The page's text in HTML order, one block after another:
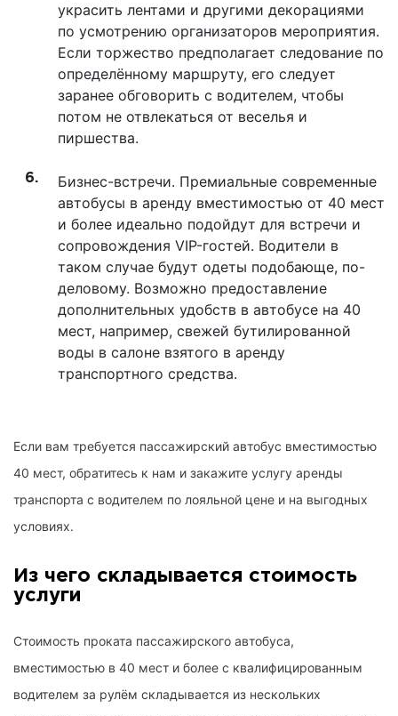
украсить лентами и другими декорациями
по усмотрению организаторов мероприятия.
Если торжество предполагает следование по
определённому маршруту, его следует
заранее обговорить с водителем, чтобы
потом не отвлекаться от веселья и
пиршества.
Бизнес-встречи. Премиальные современные
автобусы в аренду вместимостью от 40 мест
и более идеально подойдут для встречи и
сопровождения VIP-гостей. Водители в
таком случае будут одеты подобающе, по-
деловому. Возможно предоставление
дополнительных удобств в автобусе на 40
мест, например, свежей бутилированной
воды в салоне взятого в аренду
транспортного средства.
Если вам требуется пассажирский автобус вместимостью
40 мест, обратитесь к нам и закажите услугу аренды
транспорта с водителем по лояльной цене и на выгодных
условиях.
Из чего складывается стоимость
услуги
Стоимость проката пассажирского автобуса,
вместимостью в 40 мест и более с квалифицированным
водителем за рулём складывается из нескольких